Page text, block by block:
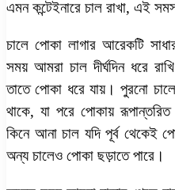
এমন কন্টেইনারে চাল রাখা, এই
চালে পোকা লাগার আরেকটি
সময় আমরা চাল দীর্ঘদিন ধরে
তাতে পোকা ধরে যায়। পুরনো
থাকে, যা পরে পোকায়
কিনে আনা চাল যদি পূর্ব থেকেই
অন্য চালেও পোকা ছড়াতে পারে।